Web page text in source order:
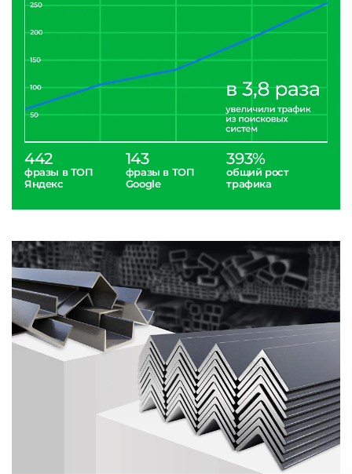
442
фразы в ТОП
Яндекс
143
фразы в ТОП
Google
393%
общий рост
трафика